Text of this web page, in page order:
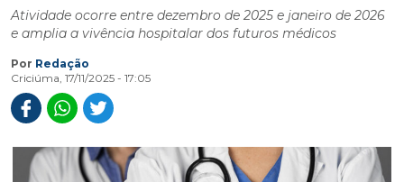
Atividade ocorre entre dezembro de 2025 e janeiro de 2026
e amplia a vivência hospitalar dos futuros médicos
Por Redação
Criciúma, 17/11/2025 - 17:05